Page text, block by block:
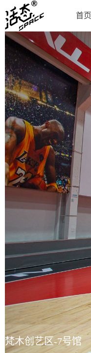
首页
梵木创艺区-7号馆